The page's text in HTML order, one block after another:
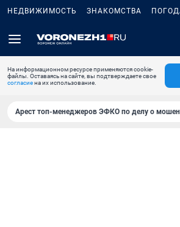
НЕДВИЖИМОСТЬ ЗНАКОМСТВА
На информационном ресурсе применяются cookie-
файлы. Оставаясь на сайте, вы подтверждаете свое
согласиена их использование.
Арест топ-менеджеров ЭФКО по делу о